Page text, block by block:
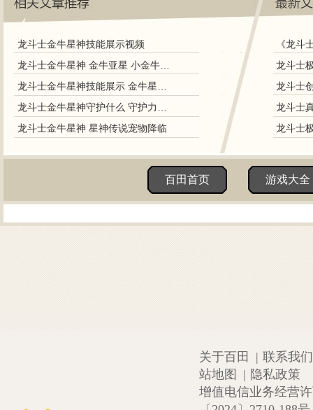
龙斗士金牛星神技能展示视频
龙斗士金牛星神 金牛亚星 小金牛图鉴
龙斗士金牛星神技能展示 金牛星神解析
龙斗士金牛星神守护什么 守护力推荐
龙斗士金牛星神 星神传说宠物降临
《龙斗
龙斗士
百田首页 游戏大全
关于百田 | 联系我们
站地图
| 隐私政策
增值电信业务经营